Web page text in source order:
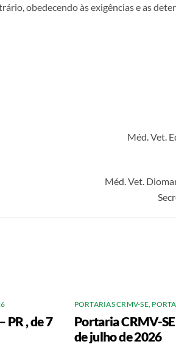
obedecendo às exigências e as
Méd. Vet.
Méd. Vet.
PR , de 7
PORTARIAS CRMV-SE,
Portaria CRMV-
de julho de 2026